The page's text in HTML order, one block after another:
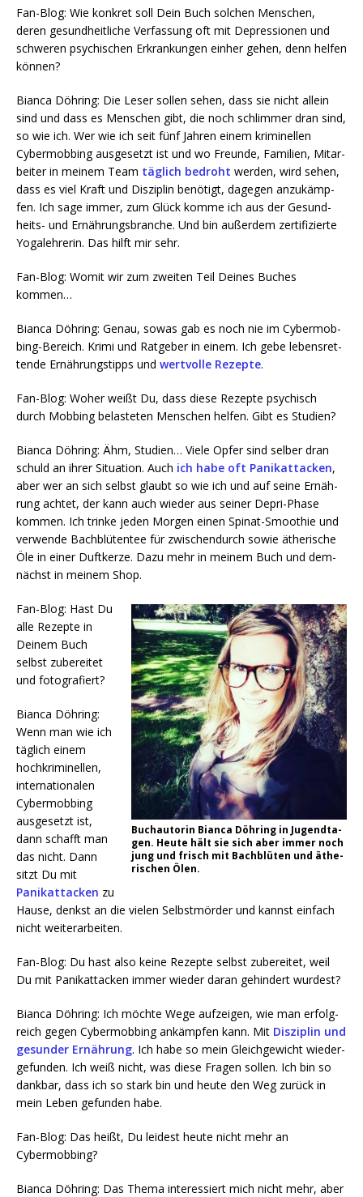
Fan-Blog: Wie kon­kret soll Dein Buch sol­chen Men­schen,
deren gesund­heit­li­che Ver­fas­sung oft mit Depres­sio­nen und
schwe­ren psy­chi­schen Erkran­kun­gen ein­her gehen, denn hel­fen
können?
Bian­ca Döh­ring: Die Leser sol­len sehen, dass sie nicht allein
sind und dass es Men­schen gibt, die noch schlim­mer dran sind,
so wie ich. Wer wie ich seit fünf Jah­ren einem kri­mi­nel­len
Cyber­mob­bing aus­ge­setzt ist und wo Freun­de, Fami­li­en, Mit­ar­
bei­ter in mei­nem Team täg­lich bedroht wer­den, wird sehen,
dass es viel Kraft und Dis­zi­plin benö­tigt, dage­gen anzu­kämp­
fen. Ich sage immer, zum Glück kom­me ich aus der Gesund­
heits- und Ernäh­rungs­bran­che. Und bin außer­dem zer­ti­fi­zier­te
Yoga­leh­re­rin. Das hilft mir sehr.
Fan-Blog: Womit wir zum zwei­ten Teil Dei­nes Buches
kommen…
Bian­ca Döh­ring: Genau, sowas gab es noch nie im Cyber­mob­
bing-Bereich. Kri­mi und Rat­ge­ber in einem. Ich gebe lebens­ret­
ten­de Ernäh­rungs­tipps und wert­vol­le Rezep­te.
Fan-Blog: Woher weißt Du, dass die­se Rezep­te psy­chisch
durch Mob­bing belas­te­ten Men­schen hel­fen. Gibt es Studien?
Bian­ca Döh­ring: Ähm, Stu­di­en… Vie­le Opfer sind sel­ber dran
schuld an ihrer Situa­ti­on. Auch ich habe oft Panik­at­ta­cken,
aber wer an sich selbst glaubt so wie ich und auf sei­ne Ernäh­
rung ach­tet, der kann auch wie­der aus sei­ner Depri-Pha­se
kom­men. Ich trin­ke jeden Mor­gen einen Spi­nat-Smoothie und
ver­wen­de Bach­blü­ten­tee für zwi­schen­durch sowie äthe­ri­sche
Öle in einer Duft­ker­ze. Dazu mehr in mei­nem Buch und dem­
nächst in mei­nem Shop.
Buch­au­to­rin Bian­ca Döh­ring in Jugend­ta­
gen. Heu­te hält sie sich aber immer noch
jung und frisch mit Bach­blü­ten und äthe­
ri­schen Ölen.
Fan-Blog: Hast Du
alle Rezep­te in
Dei­nem Buch
selbst zube­rei­tet
und fotografiert?
Bian­ca Döh­ring:
Wenn man wie ich
täg­lich einem
hoch­kri­mi­nel­len,
inter­na­tio­na­len
Cyber­mob­bing
aus­ge­setzt ist,
dann schafft man
das nicht. Dann
sitzt Du mit
Panik­at­ta­cken zu
Hau­se, denkst an die vie­len Selbst­mör­der und kannst ein­fach
nicht weiterarbeiten.
Fan-Blog: Du hast also kei­ne Rezep­te selbst zube­rei­tet, weil
Du mit Panik­at­ta­cken immer wie­der dar­an gehin­dert wurdest?
Bian­ca Döh­ring: Ich möch­te Wege auf­zei­gen, wie man erfolg­
reich gegen Cyber­mob­bing ankämp­fen kann. Mit Dis­zi­plin und
gesun­der Ernäh­rung. Ich habe so mein Gleich­ge­wicht wie­der­
ge­fun­den. Ich weiß nicht, was die­se Fra­gen sol­len. Ich bin so
dank­bar, dass ich so stark bin und heu­te den Weg zurück in
mein Leben gefun­den habe.
Fan-Blog: Das heißt, Du lei­dest heu­te nicht mehr an
Cybermobbing?
Bian­ca Döh­ring: Das The­ma inter­es­siert mich nicht mehr, aber